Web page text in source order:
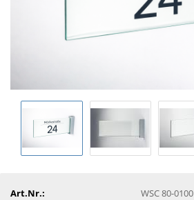
Art.Nr.:
WSC 80-0100